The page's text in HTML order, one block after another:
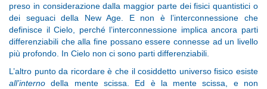
preso in considerazione dalla maggior parte dei fisici quantistici o
dei seguaci della New Age. E non è l’interconnessione che
definisce il Cielo, perché l’interconnessione implica ancora parti
differenziabili che alla fine possano essere connesse ad un livello
più profondo. In Cielo non ci sono parti differenziabili.
L’altro punto da ricordare è che il cosiddetto universo fisico esiste
all’interno della mente scissa. Ed è la mente scissa, e non